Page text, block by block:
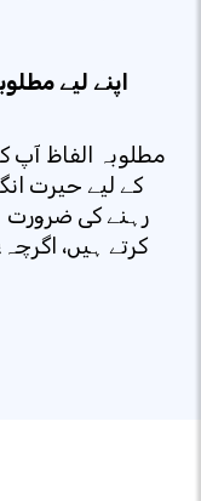
اپنے لیے
مطلوبہ الفاظ آپ
کے لیے حیرت
رہنے کی
کرتے ہیں،